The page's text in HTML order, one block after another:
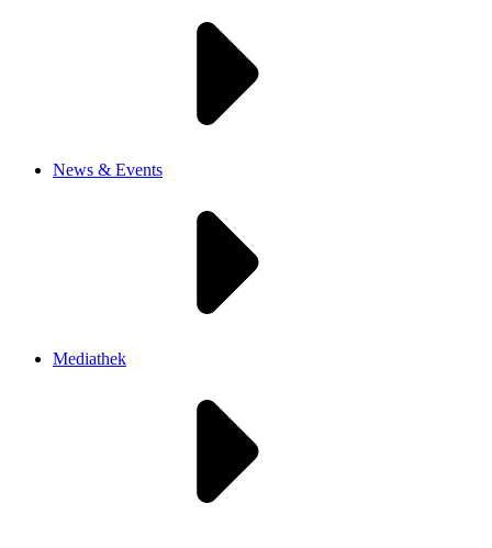
News & Events
Mediathek